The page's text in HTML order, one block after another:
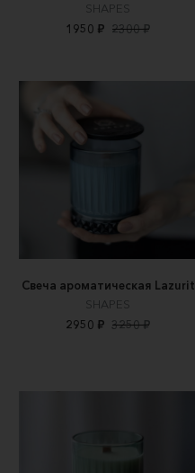
SHAPES
1950 ₽ 2300 ₽
Свеча ароматическая Lazurit
SHAPES
2950 ₽ 3250 ₽